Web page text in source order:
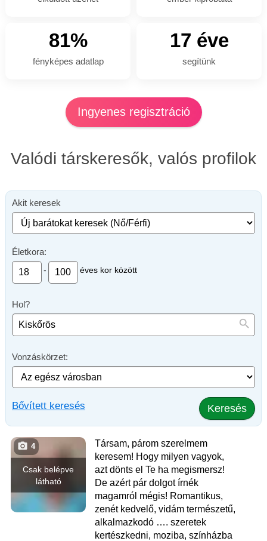
81%
fényképes adatlap
17 éve
segítünk
Ingyenes regisztráció
Valódi társkeresők, valós profilok
Akit keresek
Életkora:
- éves kor között
Hol?
Vonzáskörzet:
Bővített keresés Keresés
Csak belépve
látható
4
Társam, párom szerelmem
keresem! Hogy milyen vagyok,
azt dönts el Te ha megismersz!
De azért pár dolgot írnék
magamról mégis! Romantikus,
zenét kedvelő, vidám természetű,
alkalmazkodó …. szeretek
kertészkedni, moziba, színházba